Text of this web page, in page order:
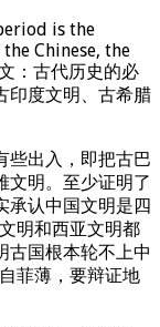
is the
Chinese, the
：古代历史的必
印度文明、古希腊
些出入，即把古巴
文明。至少证明了
承认中国文明是四
明和西亚文明都
古国根本轮不上中
菲薄，要辩证地